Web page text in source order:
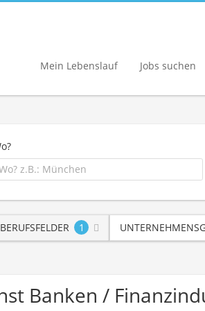
Mein Lebenslauf Jobs suchen
1
Banken /